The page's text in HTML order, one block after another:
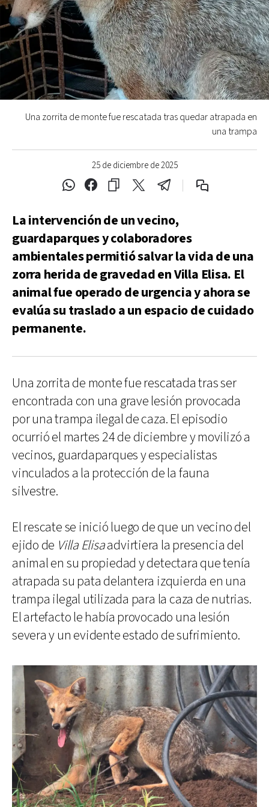
25 de diciembre de 2025
Una zorrita de monte fue rescatada tras quedar atrapada en
una trampa
La intervención de un vecino,
guardaparques y colaboradores
ambientales permitió salvar la vida de una
zorra herida de gravedad en Villa Elisa. El
animal fue operado de urgencia y ahora se
evalúa su traslado a un espacio de cuidado
permanente.
Una zorrita de monte fue rescatada tras ser
encontrada con una grave lesión provocada
por una trampa ilegal de caza. El episodio
ocurrió el martes 24 de diciembre y movilizó a
vecinos, guardaparques y especialistas
vinculados a la protección de la fauna
silvestre.
El rescate se inició luego de que un vecino del
ejido de Villa Elisaadvirtiera la presencia del
animal en su propiedad y detectara que tenía
atrapada su pata delantera izquierda en una
trampa ilegal utilizada para la caza de nutrias.
El artefacto le había provocado una lesión
severa y un evidente estado de sufrimiento.